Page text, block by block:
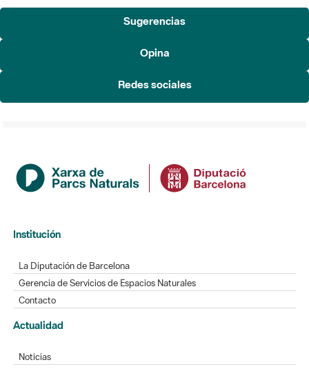
Sugerencias
Opina
Redes sociales
Institución
La Diputación de Barcelona
Gerencia de Servicios de Espacios Naturales
Contacto
Actualidad
Noticias